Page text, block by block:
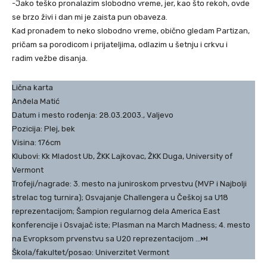
-Jako teško pronalazim slobodno vreme, jer, kao što rekoh, ovde
se brzo živi i dan mi je zaista pun obaveza.
Kad pronađem to neko slobodno vreme, obično gledam Partizan,
pričam sa porodicom i prijateljima, odlazim u šetnju i crkvu i
radim vežbe disanja.
Lična karta
Anðela Matić
Datum i mesto rođenja: 28.03.2003., Valjevo
Pozicija: Plej, bek
Visina: 176cm
Klubovi: Kk Mladost Ub, ŽKK Lajkovac, ŽKK Duga, University of
Vermont
Trofeji/nagrade: 3. mesto na juniroskom prvestvu (MVP i Najbolji
strelac tog turnira); Osvajanje Challengera u Češkoj sa U18
reprezentacijom; Šampion regularnog dela America East
konferencije i Osvajač iste; Plasman na March Madness; 4. mesto
na Evropksom prvenstvu sa U20 reprezentacijom …⏭
Škola/fakultet/posao: Univerzitet Vermont